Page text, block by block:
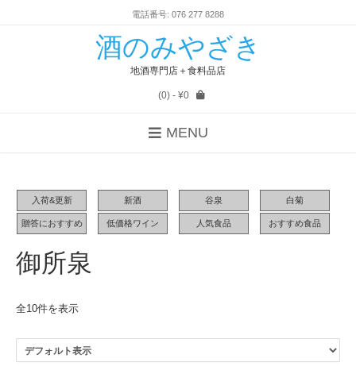
電話番号: 076 277 8288
酒のみやざき
地酒専門店＋食料品店
(0)- ¥0
MENU
入荷&更新 新酒 谷泉 白菊
贈答におすすめ 低価格ワイン 人気食品 おすすめ食品
御所泉
全10件を表示